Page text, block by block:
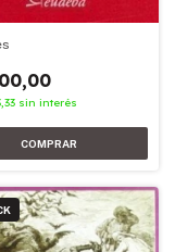
sin interés